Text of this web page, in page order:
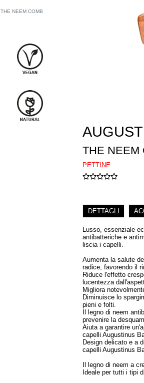
THE NEEM COMB
THE NEEM
PETTINE
DETTAGLI
Lusso, essenziale
antibatteriche e
liscia i capelli.
Aumenta la salute
radice, favorendo il
Riduce l'effetto
lucentezza
Migliora
Diminuisce lo
pieni e folti.
Il legno di neem
prevenire la
Aiuta a garantire
capelli Augustinus
Design delicato e a
capelli Augustinus
Il legno di neem a
Ideale per tutti i tipi